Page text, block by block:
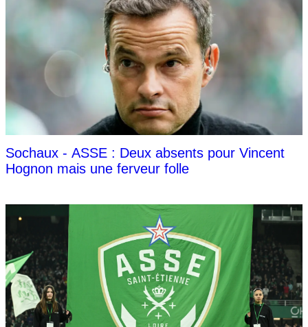
Sochaux - ASSE : Deux absents pour Vincent
Hognon mais une ferveur folle